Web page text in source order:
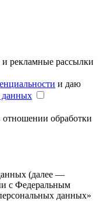
рекламные рассылки
и даю
данных
отношении обработки
(далее —
с Федеральным
данных»